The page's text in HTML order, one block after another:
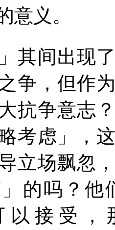
意义。
」其间出现
争，但作
抗争意志
考虑」，
立场飘忽
的吗？他
以接受，